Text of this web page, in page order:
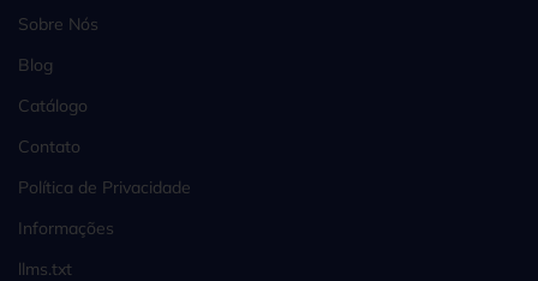
Sobre Nós
Blog
Catálogo
Contato
Política de Privacidade
Informações
llms.txt